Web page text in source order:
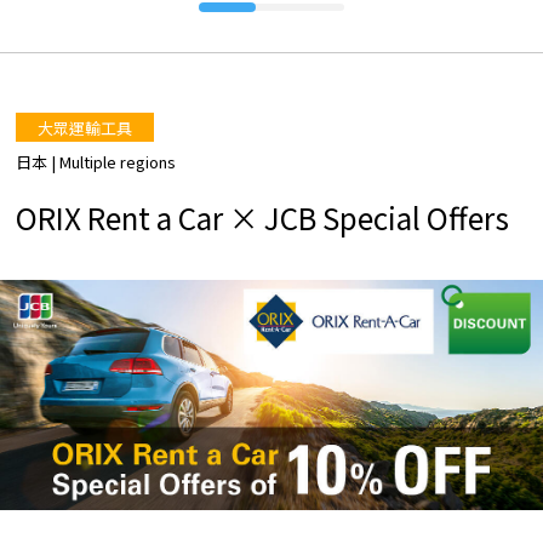
大眾運輸工具
日本 | Multiple regions
ORIX Rent a Car × JCB Special Offers